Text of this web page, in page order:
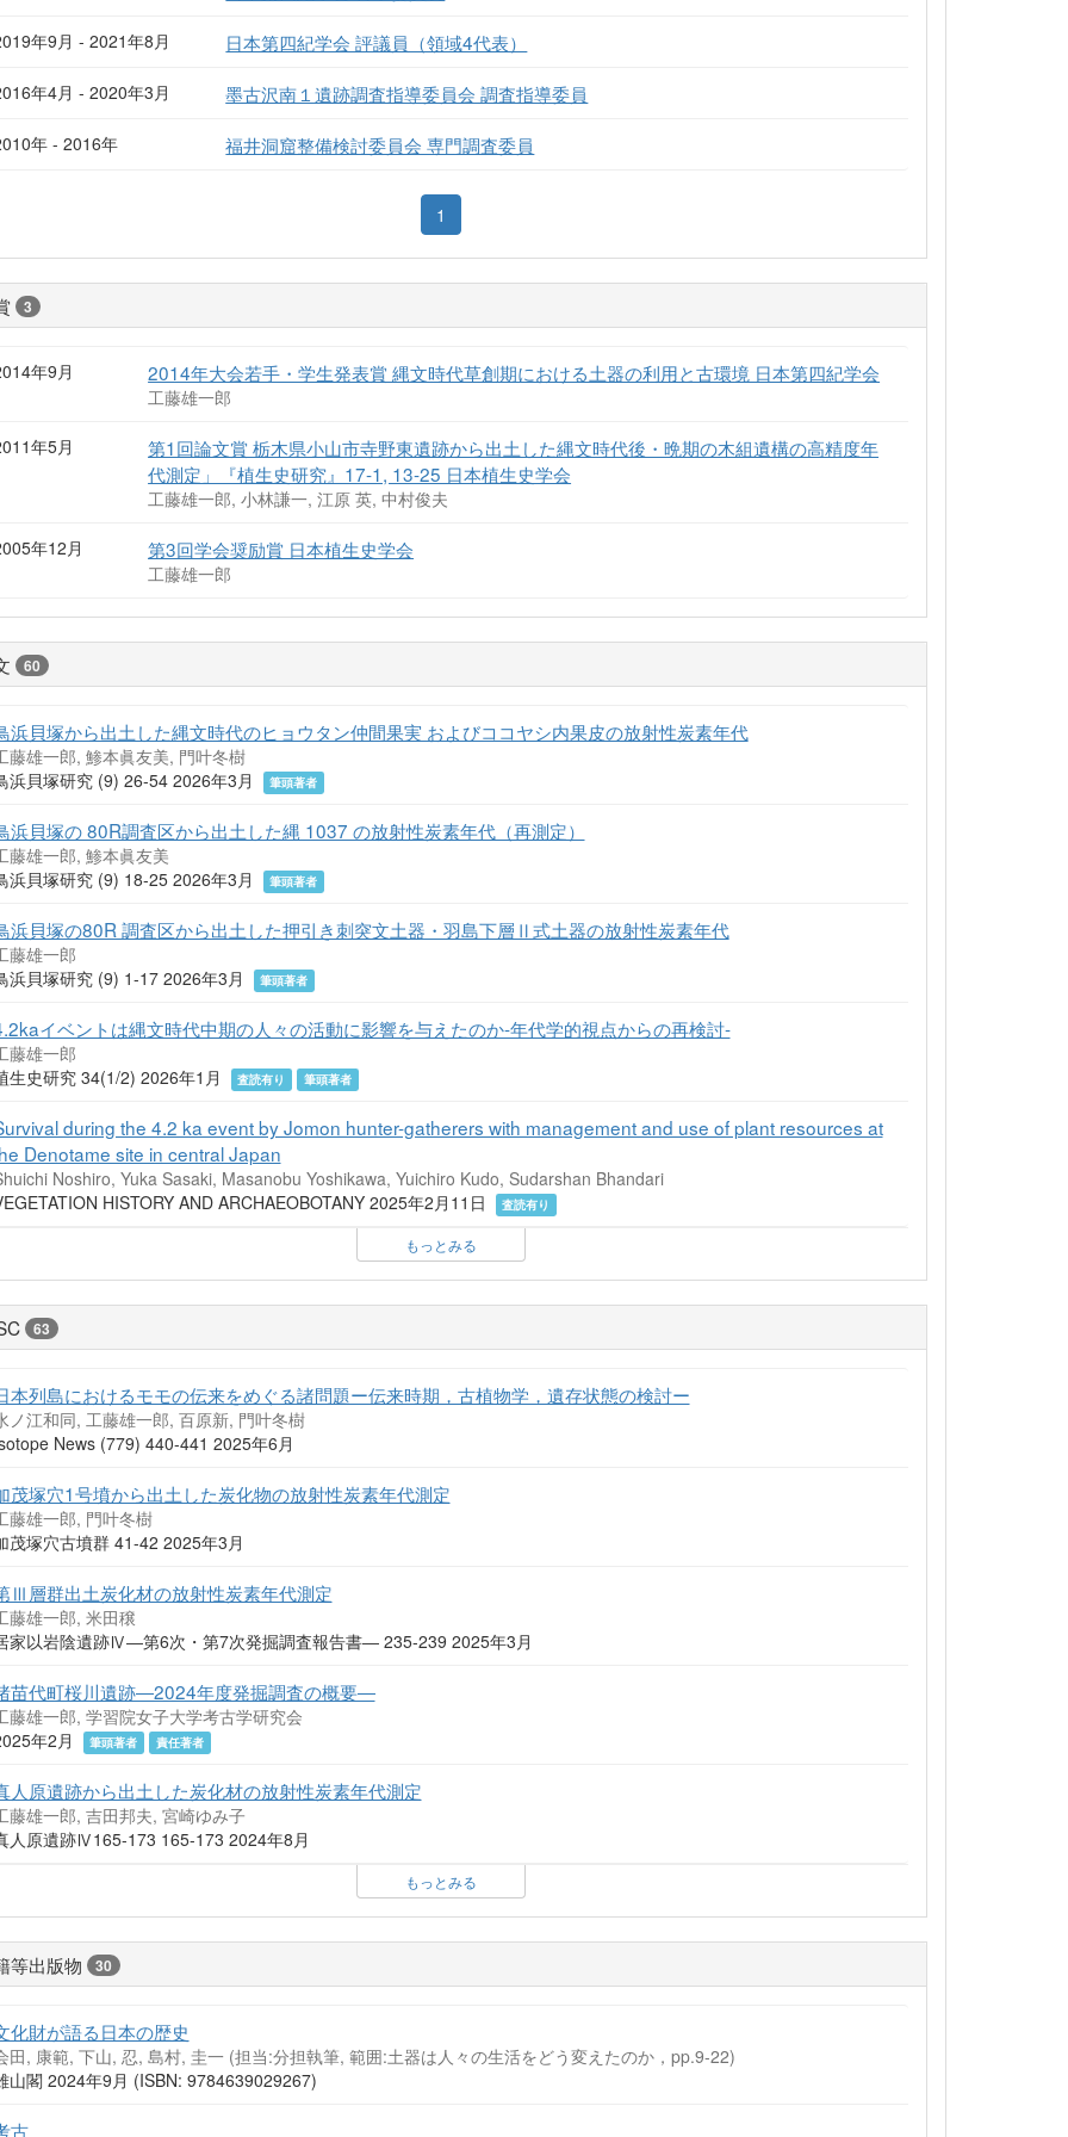
年9月 - 2021年8月 日本第四紀学会 評議員（領域4代表）
年4月 - 2020年3月 墨古沢南１遺跡調査指導委員会 調査指導委員
年 - 2016年 福井洞窟整備検討委員会 専門調査委員
1
3
年9月 2014年大会若手・学生発表賞 縄文時代草創期における土器の利用と古環境 日本第四紀学会
工藤雄一郎
年5月
第1回論文賞 栃木県小山市寺野東遺跡から出土した縄文時代後・晩期の木組遺構の高精度年
代測定」『植生史研究』17-1, 13-25 日本植生史学会
工藤雄一郎, 小林謙一, 江原 英, 中村俊夫
年12月 第3回学会奨励賞 日本植生史学会
工藤雄一郎
60
浜貝塚から出土した縄文時代のヒョウタン仲間果実 およびココヤシ内果皮の放射性炭素年代
藤雄一郎, 鯵本眞友美, 門叶冬樹
浜貝塚研究 (9) 26-54 2026年3月
筆頭著者
浜貝塚の 80R調査区から出土した縄 1037 の放射性炭素年代（再測定）
藤雄一郎, 鯵本眞友美
浜貝塚研究 (9) 18-25 2026年3月
筆頭著者
浜貝塚の80R 調査区から出土した押引き刺突文土器・羽島下層Ⅱ式土器の放射性炭素年代
藤雄一郎
浜貝塚研究 (9) 1-17 2026年3月
筆頭著者
イベントは縄文時代中期の人々の活動に影響を与えたのか-年代学的視点からの再検討-
藤雄一郎
生史研究 34(1/2) 2026年1月
査読有り 筆頭著者
during the 4.2 ka event by Jomon hunter-gatherers with management and use of plant resources at
Denotame site in central Japan
Noshiro, Yuka Sasaki, Masanobu Yoshikawa, Yuichiro Kudo, Sudarshan Bhandari
HISTORY AND ARCHAEOBOTANY 2025年2月11日
査読有り
もっとみる
63
本列島におけるモモの伝来をめぐる諸問題ー伝来時期，古植物学，遺存状態の検討ー
ノ江和同, 工藤雄一郎, 百原新, 門叶冬樹
News (779) 440-441 2025年6月
茂塚穴1号墳から出土した炭化物の放射性炭素年代測定
藤雄一郎, 門叶冬樹
茂塚穴古墳群 41-42 2025年3月
Ⅲ層群出土炭化材の放射性炭素年代測定
藤雄一郎, 米田穣
家以岩陰遺跡Ⅳ―第6次・第7次発掘調査報告書― 235-239 2025年3月
苗代町桜川遺跡―2024年度発掘調査の概要―
藤雄一郎, 学習院女子大学考古学研究会
年2月
筆頭著者 責任著者
人原遺跡から出土した炭化材の放射性炭素年代測定
藤雄一郎, 吉田邦夫, 宮崎ゆみ子
人原遺跡Ⅳ165-173 165-173 2024年8月
もっとみる
等出版物 30
化財が語る日本の歴史
田, 康範, 下山, 忍, 島村, 圭一 (担当:分担執筆, 範囲:土器は人々の生活をどう変えたのか，pp.9-22)
山閣 2024年9月 (ISBN: 9784639029267)
古